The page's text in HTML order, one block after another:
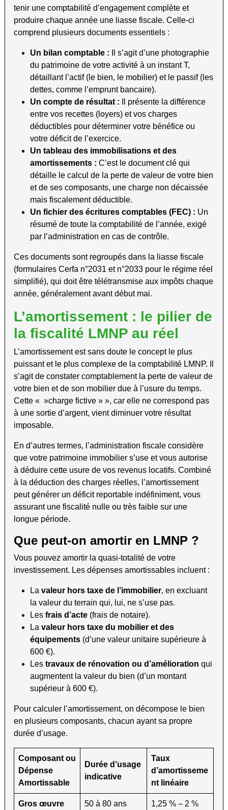
tenir une comptabilité d’engagement complète et
produire chaque année une liasse fiscale. Celle-ci
comprend plusieurs documents essentiels :
Un bilan comptable : Il s’agit d’une photographie
du patrimoine de votre activité à un instant T,
détaillant l’actif (le bien, le mobilier) et le passif (les
dettes, comme l’emprunt bancaire).
Un compte de résultat : Il présente la différence
entre vos recettes (loyers) et vos charges
déductibles pour déterminer votre bénéfice ou
votre déficit de l’exercice.
Un tableau des immobilisations et des
amortissements : C’est le document clé qui
détaille le calcul de la perte de valeur de votre bien
et de ses composants, une charge non décaissée
mais fiscalement déductible.
Un fichier des écritures comptables (FEC) : Un
résumé de toute la comptabilité de l’année, exigé
par l’administration en cas de contrôle.
Ces documents sont regroupés dans la liasse fiscale
(formulaires Cerfa n°2031 et n°2033 pour le régime réel
simplifié), qui doit être télétransmise aux impôts chaque
année, généralement avant début mai.
L’amortissement : le pilier de
la fiscalité LMNP au réel
L’amortissement est sans doute le concept le plus
puissant et le plus complexe de la comptabilité LMNP. Il
s’agit de constater comptablement la perte de valeur de
votre bien et de son mobilier due à l’usure du temps.
Cette « »charge fictive » », car elle ne correspond pas
à une sortie d’argent, vient diminuer votre résultat
imposable.
En d’autres termes, l’administration fiscale considère
que votre patrimoine immobilier s’use et vous autorise
à déduire cette usure de vos revenus locatifs. Combiné
à la déduction des charges réelles, l’amortissement
peut générer un déficit reportable indéfiniment, vous
assurant une fiscalité nulle ou très faible sur une
longue période.
Que peut-on amortir en LMNP ?
Vous pouvez amortir la quasi-totalité de votre
investissement. Les dépenses amortissables incluent :
Lavaleur hors taxe de l’immobilier, en excluant
la valeur du terrain qui, lui, ne s’use pas.
Lesfrais d’acte (frais de notaire).
Lavaleur hors taxe du mobilier et des
équipements (d’une valeur unitaire supérieure à
600 €).
Lestravaux de rénovation ou d’amélioration qui
augmentent la valeur du bien (d’un montant
supérieur à 600 €).
Pour calculer l’amortissement, on décompose le bien
en plusieurs composants, chacun ayant sa propre
durée d’usage.
Composant ou
Dépense
Amortissable
Durée d’usage
indicative
Taux
d’amortisseme
nt linéaire
Gros œuvre 50 à 80 ans 1,25 % – 2 %